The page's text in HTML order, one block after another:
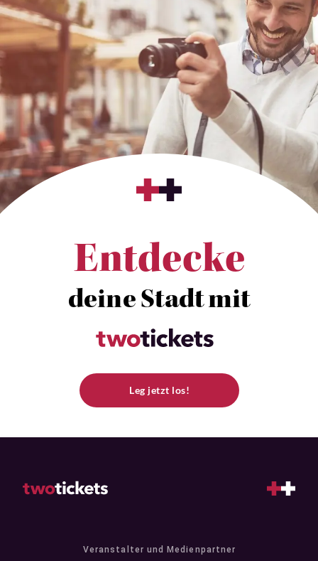
Entdecke
deine Stadt mit
Leg jetzt los!
Veranstalter und Medienpartner